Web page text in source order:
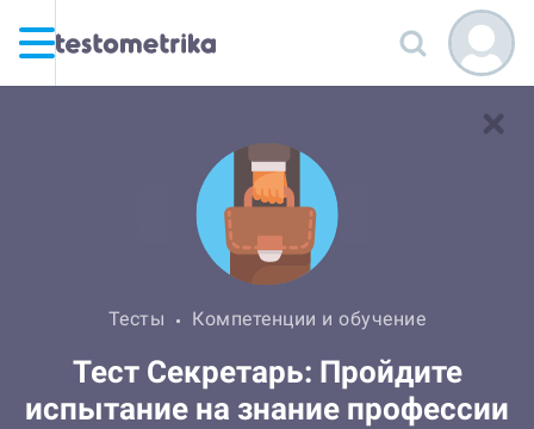
Тесты Компетенции и обучение
Тест Секретарь: Пройдите
испытание на знание профессии